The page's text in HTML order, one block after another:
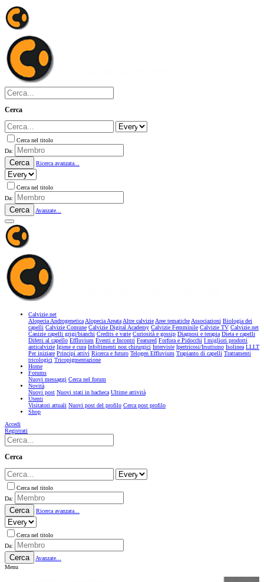
Cerca
Cerca nel titolo
Da:
Cerca Ricerca avanzata...
Cerca nel titolo
Da:
Cerca Avanzate...
Calvizie.net
Alopecia AndrogeneticaAlopecia AreataAltre calvizieAree tematicheAssociazioni Biologia dei
capelli Calvizie Comune Calvizie Digital Academy Calvizie Femminile Calvizie TV Calvizie.net
Canizie capelli grigi/bianchi Credits e varie Curiosità e gossip Diagnosi e terapia Dieta e capelli
Difetti al capello Effluvium Eventi e Incontri Featured Forfora e Pidocchi I migliori prodotti
anticalvizie Igiene e cura Infoltimenti non chirurgici Interviste Ipertricosi/Irsutismo Isolinea LLLT
Per iniziare Principi attivi Ricerca e futuro Telogen Effluvium Trapianto di capelli Trattamenti
tricologici Tricopigmentazione
Home
Forums
Nuovi messaggi Cerca nel forum
Novità
Nuovi post Nuovi stati in bacheca Ultime attività
Utenti
Visitatori attuali Nuovi post del profilo Cerca post profilo
Shop
Accedi
Registrati
Cerca
Cerca nel titolo
Da:
Cerca Ricerca avanzata...
Cerca nel titolo
Da:
Cerca
Avanzate...
Menu